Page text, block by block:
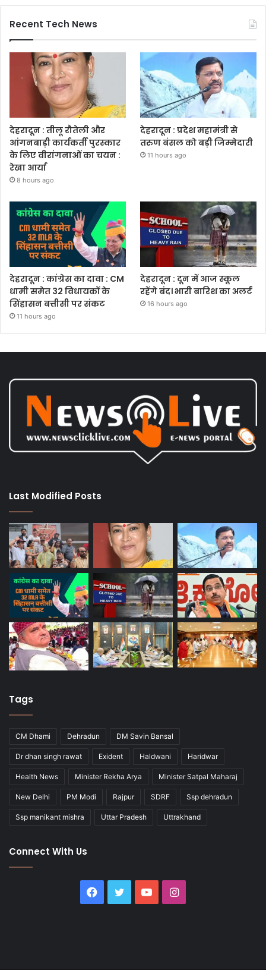
Recent Tech News
देहरादून : तीलू रौतेली और
आंगनबाड़ी कार्यकर्ती पुरस्कार
के लिए वीरांगनाओं का चयन :
रेखा आर्या
8 hours ago
देहरादून : प्रदेश महामंत्री से
तरुण बंसल को बड़ी जिम्मेदारी
11 hours ago
देहरादून : कांग्रेस का दावा : CM
धामी समेत 32 विधायकों के
सिंहासन बत्तीसी पर संकट
11 hours ago
देहरादून : दून में आज स्कूल
रहेंगे बंद। भारी बारिश का अलर्ट
16 hours ago
Last Modified Posts
Tags
CM Dhami Dehradun DM Savin Bansal
Dr dhan singh rawat Exident Haldwani Haridwar
Health News Minister Rekha Arya Minister Satpal Maharaj
New Delhi PM Modi Rajpur SDRF Ssp dehradun
Ssp manikant mishra Uttar Pradesh Uttrakhand
Connect With Us
Facebook
Twitter YouTubeInstagram